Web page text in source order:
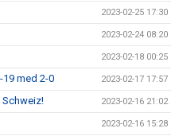
2023-02-25 17:30
2023-02-24 08:20
2023-02-18 00:25
19 med 2-0 2023-02-17 17:57
2023-02-16 21:02
2023-02-16 15:28